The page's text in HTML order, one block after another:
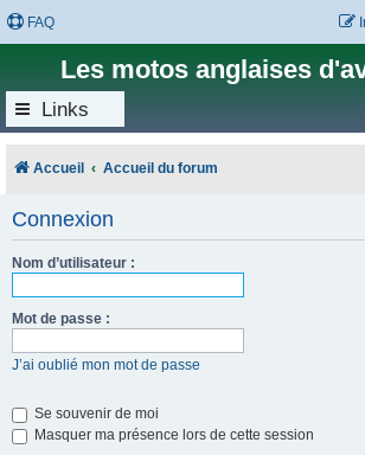
FAQ
Les motos anglaises
Links
Accueil Accueil du forum
Connexion
Nom d’utilisateur :
Mot de passe :
J’ai oublié mon mot de passe
Se souvenir de moi
Masquer ma présence lors de cette session